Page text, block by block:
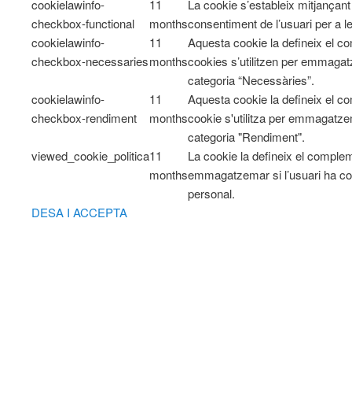
cookielawinfo-
checkbox-functional
11
months
La cookie s’estableix
consentiment de l’usuari per a
cookielawinfo-
checkbox-necessaries
11
months
Aquesta cookie la defineix el
cookies s’utilitzen per
categoria “Necessàries”.
cookielawinfo-
checkbox-rendiment
11
months
Aquesta cookie la defineix el
cookie s'utilitza per
categoria "Rendiment".
viewed_cookie_politica11
months
La cookie la defineix el
emmagatzemar si l’usuari ha
personal.
DESA I ACCEPTA